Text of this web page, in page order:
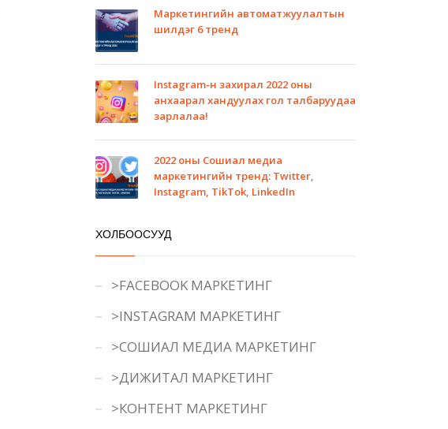
Маркетингийн автоматжуулалтын
шилдэг 6 тренд
Instagram-н захирал 2022 оны
анхаарал хандуулах гол талбаруудаа
зарлалаа!
2022 оны Сошиал медиа
маркетингийн тренд: Twitter,
Instagram, TikTok, LinkedIn
ХОЛБООСУУД
>FACEBOOK МАРКЕТИНГ
>INSTAGRAM МАРКЕТИНГ
>СОШИАЛ МЕДИА МАРКЕТИНГ
>ДИЖИТАЛ МАРКЕТИНГ
>КОНТЕНТ МАРКЕТИНГ